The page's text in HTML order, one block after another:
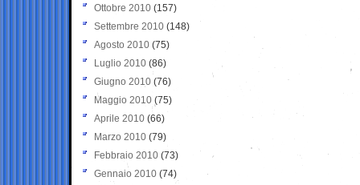
Ottobre 2010 (157)
Settembre 2010 (148)
Agosto 2010 (75)
Luglio 2010 (86)
Giugno 2010 (76)
Maggio 2010 (75)
Aprile 2010 (66)
Marzo 2010 (79)
Febbraio 2010 (73)
Gennaio 2010 (74)